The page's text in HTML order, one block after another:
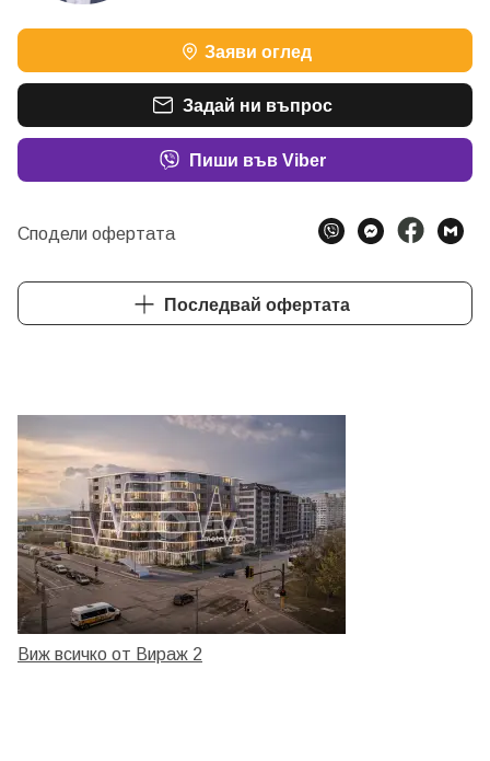
Заяви оглед
Задай ни въпрос
Пиши във Viber
Сподели офертата
Последвай офертата
Виж всичко от Вираж 2